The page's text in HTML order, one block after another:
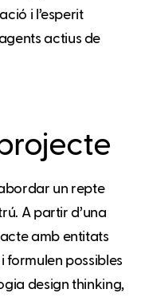
i l’esperit
actius de
un repte
A partir d’una
amb entitats
formulen possibles
design thinking,